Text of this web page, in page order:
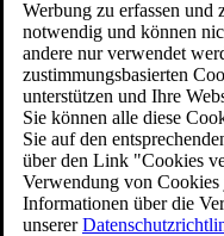
Werbung zu erfassen und
notwendig und können
andere nur verwendet
zustimmungsbasierten
unterstützen und Ihre
Sie können alle diese
Sie auf den
über den Link "Cookies
Verwendung von
Informationen über die
unserer